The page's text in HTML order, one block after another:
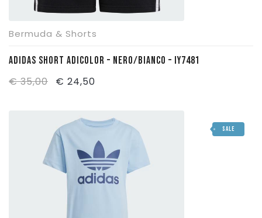
Bermuda & Shorts
ADIDAS SHORT ADICOLOR – NERO/BIANCO – IY7481
€35,00
Il
originale
era:
€ 35,00.
€ 24,50
attuale
€ 24,50.
SALE